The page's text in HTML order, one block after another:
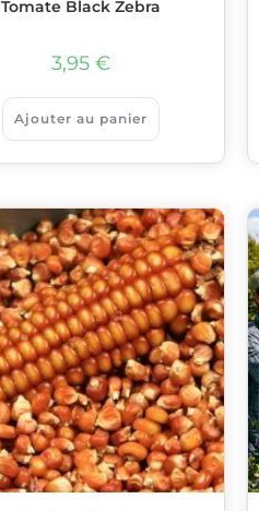
Tomate Black Zebra
3,95€
Ajouter au panier